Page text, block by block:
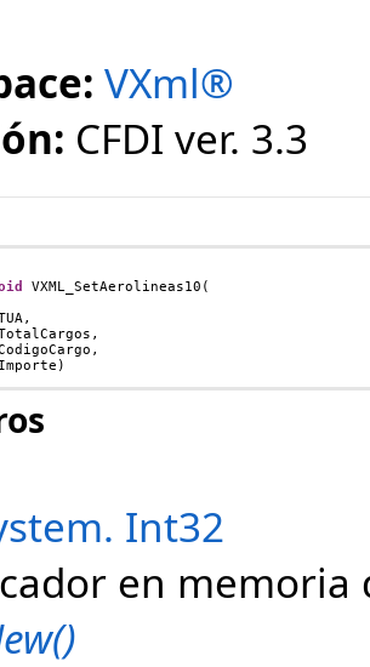
VXml®
CFDI ver. 3.3
VXML_SetAerolineas10(
. Int32
en memoria